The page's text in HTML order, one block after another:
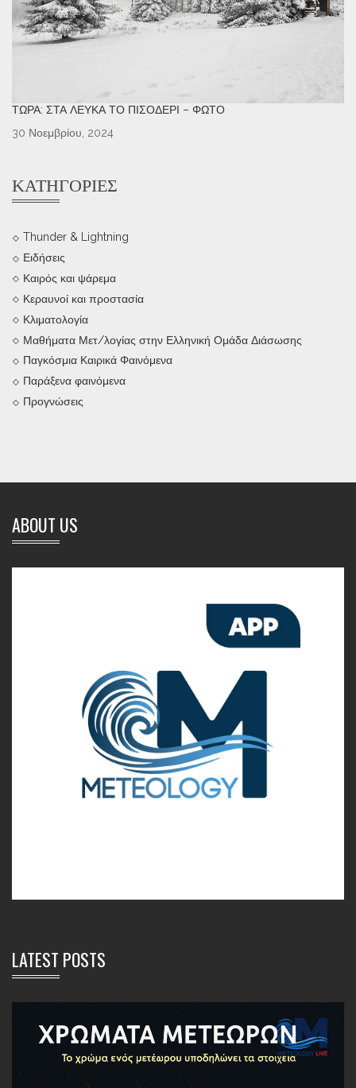
ΤΏΡΑ: ΣΤΑ ΛΕΥΚΆ ΤΟ ΠΙΣΟΔΈΡΙ – ΦΩΤΌ
30 Νοεμβρίου, 2024
ΚΑΤΗΓΟΡΊΕΣ
Thunder & Lightning
Ειδήσεις
Καιρός και ψάρεμα
Κεραυνοί και προστασία
Κλιματολογία
Μαθήματα Μετ/λογίας στην Ελληνική Ομάδα Διάσωσης
Παγκόσμια Καιρικά Φαινόμενα
Παράξενα φαινόμενα
Προγνώσεις
ABOUT US
LATEST POSTS